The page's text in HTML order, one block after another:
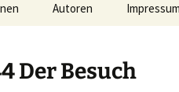
Autoren Impressum
Der Besuch